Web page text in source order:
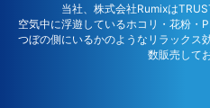
当社、株式会社Rumixは
空気中に浮遊しているホコリ・花粉・
つぼの側にいるかのようなリラックス
数販売して